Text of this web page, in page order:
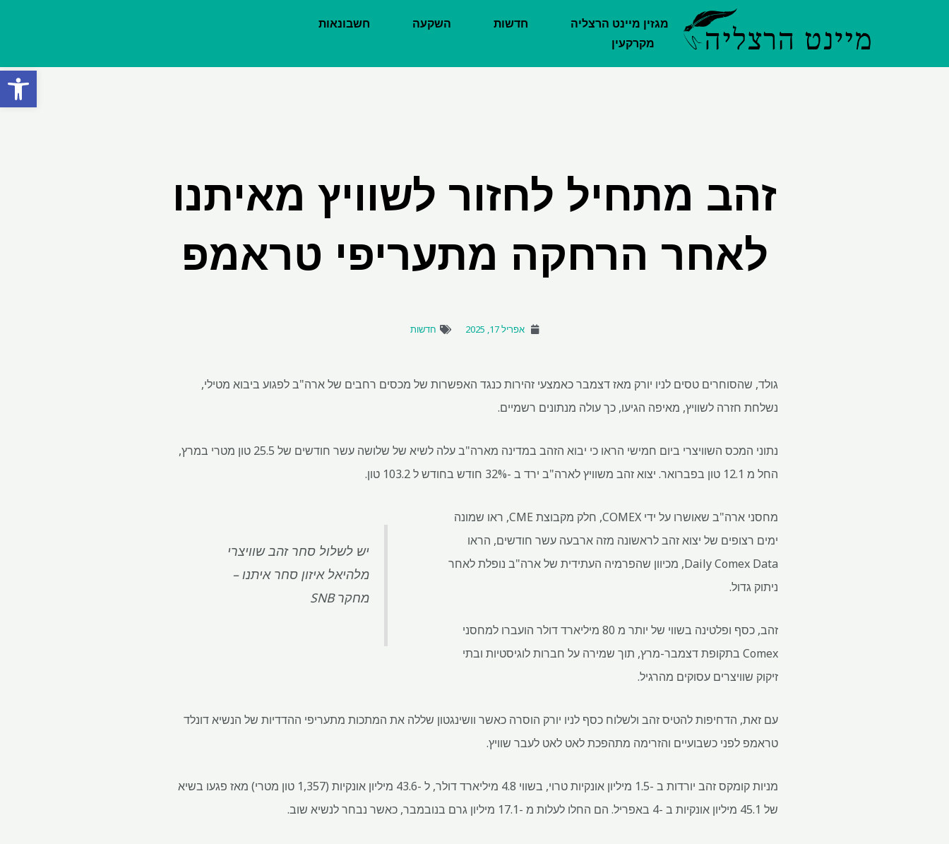
פתח
מגזין מיינט הרצליה חדשות השקעה
חשבונאות
מקרקעין
זהב מתחיל לחזור לשוויץ מאיתנו
לאחר הרחקה מתעריפי טראמפ
אפריל 17, 2025 חדשות
גולד, שהסוחרים טסים לניו יורק מאז דצמבר כאמצעי זהירות כנגד האפשרות של מכסים רחבים של ארה"ב לפגוע ביבוא מטילי,
נשלחת חזרה לשוויץ, מאיפה הגיעו, כך עולה מנתונים רשמיים.
נתוני המכס השוויצרי ביום חמישי הראו כי יבוא הזהב במדינה מארה"ב עלה לשיא של שלושה עשר חודשים של 25.5 טון מטרי במרץ,
החל מ 12.1 טון בפברואר. יצוא זהב משוויץ לארה"ב ירד ב -32% חודש בחודש ל 103.2 טון.
יש לשלול סחר זהב שוויצרי
מלהיאל איזון סחר איתנו –
מחקר SNB
מחסני ארה"ב שאושרו על ידי COMEX, חלק מקבוצת CME, ראו שמונה
ימים רצופים של יצוא זהב לראשונה מזה ארבעה עשר חודשים, הראו
Daily Comex Data, מכיוון שהפרמיה העתידית של ארה"ב נופלת לאחר
ניתוק גדול.
זהב, כסף ופלטינה בשווי של יותר מ 80 מיליארד דולר הועברו למחסני
Comex בתקופת דצמבר-מרץ, תוך שמירה על חברות לוגיסטיות ובתי
זיקוק שוויצרים עסוקים מהרגיל.
עם זאת, הדחיפות להטיס זהב ולשלוח כסף לניו יורק הוסרה כאשר וושינגטון שללה את המתכות מתעריפי ההדדיות של הנשיא דונלד
טראמפ לפני כשבועיים והזרימה מתהפכת לאט לאט לעבר שוויץ.
מניות קומקס זהב יורדות ב -1.5 מיליון אונקיות טרוי, בשווי 4.8 מיליארד דולר, ל -43.6 מיליון אונקיות (1,357 טון מטרי) מאז פגעו בשיא
של 45.1 מיליון אונקיות ב -4 באפריל. הם החלו לעלות מ -17.1 מיליון גרם בנובמבר, כאשר נבחר לנשיא שוב.